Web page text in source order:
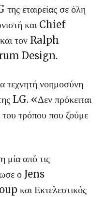
εταιρείας σε όλη
και Chief
τον Ralph
Design.
νοημοσύνη
LG. «Δεν πρόκειται
τρόπου που ζούμε
μία από τις
ο Jens
και Εκτελεστικός